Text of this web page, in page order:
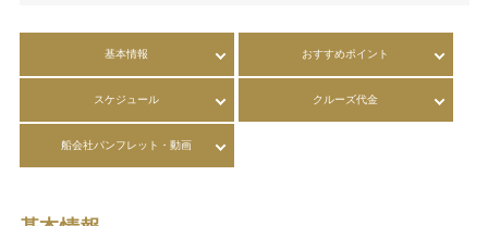
基本情報 おすすめポイント
スケジュール クルーズ代金
船会社パンフレット・動画